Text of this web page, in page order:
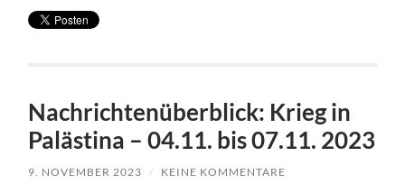
Nachrichtenüberblick: Krieg in
Palästina – 04.11. bis 07.11. 2023
9. NOVEMBER 2023 / KEINE KOMMENTARE